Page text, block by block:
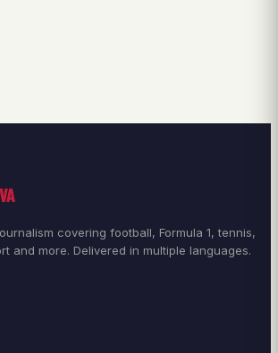
covering football, Formula 1, tennis,
and more. Delivered in multiple languages.